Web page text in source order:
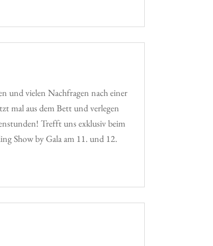
und vielen Nachfragen nach einer
mal aus dem Bett und verlegen
Trefft uns exklusiv beim
Show by Gala am 11. und 12.